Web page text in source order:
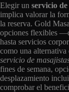
Elegir un servicio
implica valorar la
la reserva. Gold
opciones flexibles
hasta servicios
como una
servicio de
fines de semana,
desplazamiento
comprobar el